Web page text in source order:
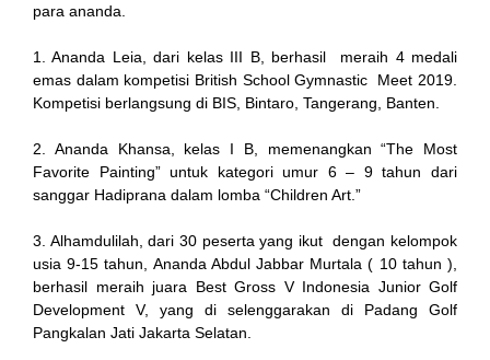
para ananda.
1. Ananda Leia, dari kelas III B, berhasil meraih 4 medali
emas dalam kompetisi British School Gymnastic Meet 2019.
Kompetisi berlangsung di BIS, Bintaro, Tangerang, Banten.
2. Ananda Khansa, kelas I B, memenangkan “The Most
Favorite Painting” untuk kategori umur 6 – 9 tahun dari
sanggar Hadiprana dalam lomba “Children Art.”
3. Alhamdulilah, dari 30 peserta yang ikut dengan kelompok
usia 9-15 tahun, Ananda Abdul Jabbar Murtala ( 10 tahun ),
berhasil meraih juara Best Gross V Indonesia Junior Golf
Development V, yang di selenggarakan di Padang Golf
Pangkalan Jati Jakarta Selatan.